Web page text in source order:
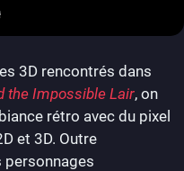
3D rencontrés dans
the Impossible Lair, on
rétro avec du pixel
et 3D. Outre
personnages